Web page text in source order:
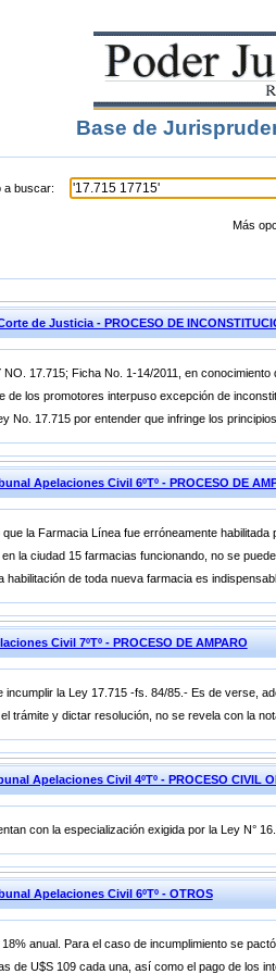
Base de
a buscar:
Más
de Justicia - PROCESO DE
NO. 17.715; Ficha No. 1-14/2011, en
de los promotores interpuso excepción de
No. 17.715 por entender que infringe los principios
Apelaciones Civil 6ºTº - PROCESO DE
la Farmacia Línea fue erróneamente
la ciudad 15 farmacias funcionando, no se
habilitación de toda nueva farmacia es
Civil 7ºTº - PROCESO DE AMPARO
incumplir la Ley 17.715 -fs. 84/85.- Es de verse,
trámite y dictar resolución, no se revela con la
Apelaciones Civil 4ºTº - PROCESO CIVIL
con la especialización exigida por la Ley N°
Apelaciones Civil 6ºTº - OTROS
anual. Para el caso de incumplimiento se
de U$S 109 cada una, así como el pago de los